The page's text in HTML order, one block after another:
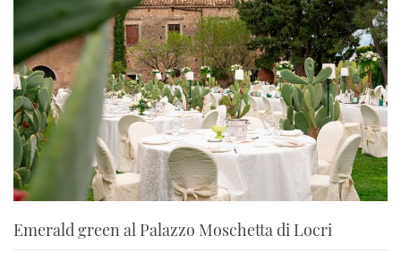
Emerald green al Palazzo Moschetta di Locri